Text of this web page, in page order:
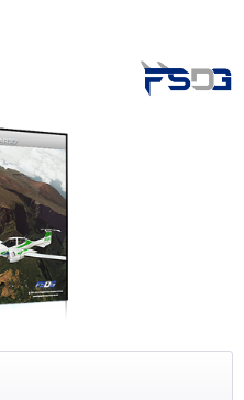
FSDG LITE - Dakar